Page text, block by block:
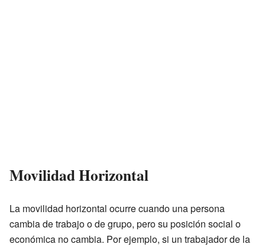
Movilidad Horizontal
La movilidad horizontal ocurre cuando una persona
cambia de trabajo o de grupo, pero su posición social o
económica no cambia. Por ejemplo, si un trabajador de la